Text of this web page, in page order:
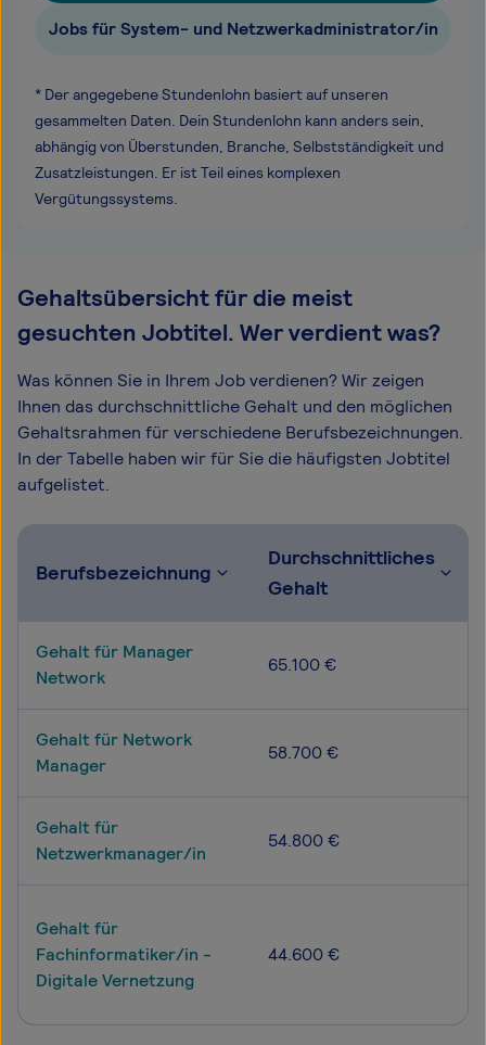
Jobs für System- und Netzwerkadministrator/in
* Der angegebene Stundenlohn basiert auf unseren
gesammelten Daten. Dein Stundenlohn kann anders sein,
abhängig von Überstunden, Branche, Selbstständigkeit und
Zusatzleistungen. Er ist Teil eines komplexen
Vergütungssystems.
Gehaltsübersicht für die meist
gesuchten Jobtitel. Wer verdient was?
Was können Sie in Ihrem Job verdienen? Wir zeigen
Ihnen das durchschnittliche Gehalt und den möglichen
Gehaltsrahmen für verschiedene Berufsbezeichnungen.
In der Tabelle haben wir für Sie die häufigsten Jobtitel
aufgelistet.
Berufsbezeichnung
Durchschnittliches
Gehalt
Gehalt für Manager
Network
65.100 €
Gehalt für Network
Manager
58.700 €
Gehalt für
Netzwerkmanager/in
54.800 €
Gehalt für
Fachinformatiker/in -
Digitale Vernetzung
44.600 €